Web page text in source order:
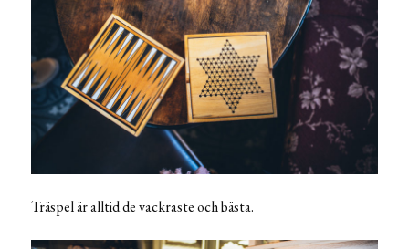
Träspel är alltid de vackraste och bästa.